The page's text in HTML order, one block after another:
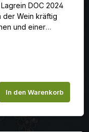
DOC 2024
der Wein kräftig
und einer
Kirschen,
den Geschmack.
In den Warenkorb